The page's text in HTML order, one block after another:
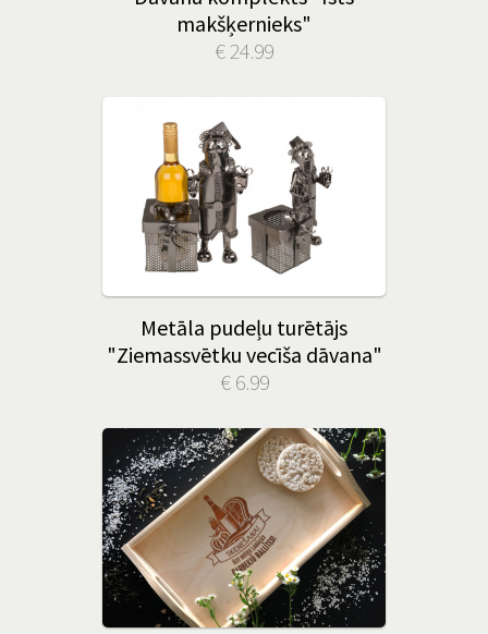
makšķernieks"
€ 24.99
Metāla pudeļu turētājs
"Ziemassvētku vecīša dāvana"
€ 6.99